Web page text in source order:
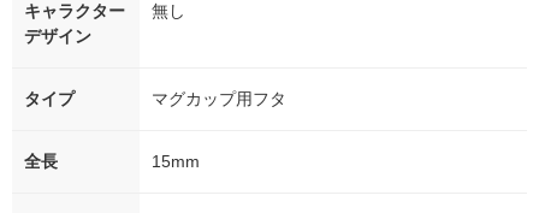
キャラクター
デザイン
無し
タイプ マグカップ用フタ
全長 15mm